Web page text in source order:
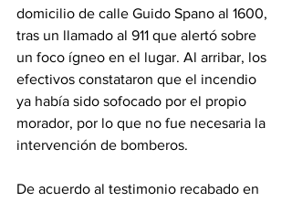
domicilio de calle Guido Spano al 1600,
tras un llamado al 911 que alertó sobre
un foco ígneo en el lugar. Al arribar, los
efectivos constataron que el incendio
ya había sido sofocado por el propio
morador, por lo que no fue necesaria la
intervención de bomberos.
De acuerdo al testimonio recabado en